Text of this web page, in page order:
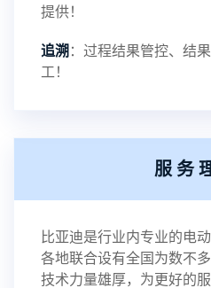
提供！
追溯 ：过程结果管控、结
工！
服务
比亚迪是行业内专业的电
各地联合设有全国为数不
技术力量雄厚，为更好的